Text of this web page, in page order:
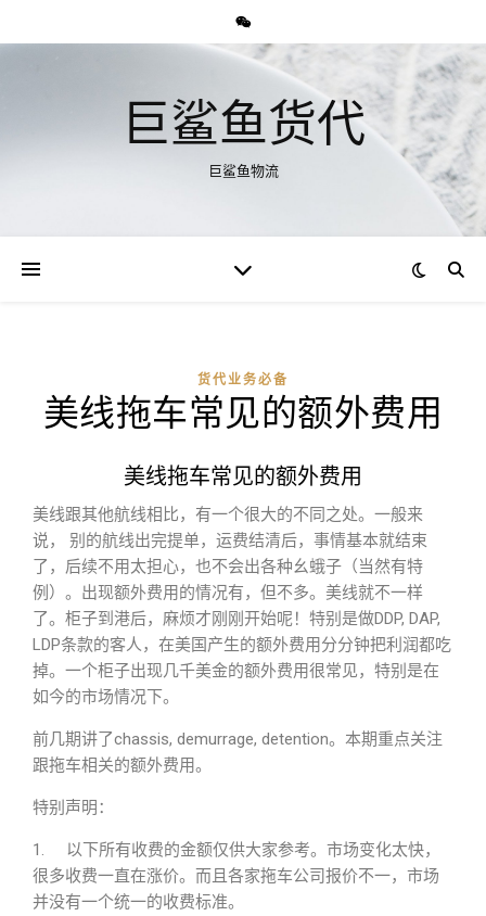
巨鲨鱼货代
巨鲨鱼物流
货代业务必备
美线拖车常见的额外费用
美线拖车常见的额外费用
美线跟其他航线相比，有一个很大的不同之处。一般来
说， 别的航线出完提单，运费结清后，事情基本就结束
了，后续不用太担心，也不会出各种幺蛾子（当然有特
例）。出现额外费用的情况有，但不多。美线就不一样
了。柜子到港后，麻烦才刚刚开始呢！特别是做DDP, DAP,
LDP条款的客人，在美国产生的额外费用分分钟把利润都吃
掉。一个柜子出现几千美金的额外费用很常见，特别是在
如今的市场情况下。
前几期讲了chassis, demurrage, detention。本期重点关注
跟拖车相关的额外费用。
特别声明：
1. 以下所有收费的金额仅供大家参考。市场变化太快，
很多收费一直在涨价。而且各家拖车公司报价不一，市场
并没有一个统一的收费标准。